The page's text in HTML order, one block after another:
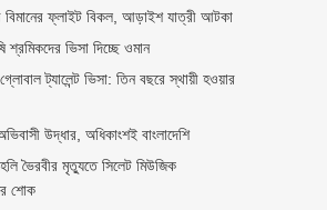
বিমানের ফ্লাইট বিকল, আড়াইশ যাত্রী আটকা
শ্রমিকদের ভিসা দিচ্ছে ওমান
ট্যালেন্ট ভিসা: তিন বছরে স্থায়ী হওয়ার
উদ্ধার, অধিকাংশই বাংলাদেশি
ভৈরবীর মৃত্যুতে সিলেট মিউজিক
শোক